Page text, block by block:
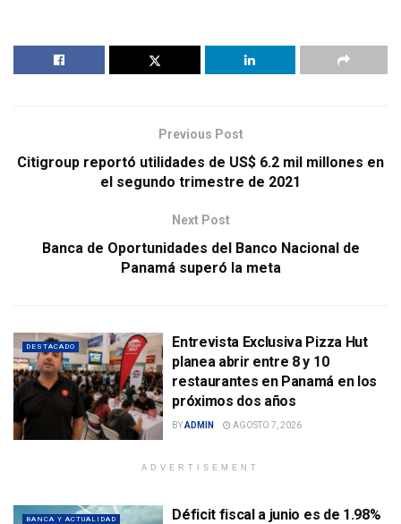
Previous Post
Citigroup reportó utilidades de US$ 6.2 mil millones en
el segundo trimestre de 2021
Next Post
Banca de Oportunidades del Banco Nacional de
Panamá superó la meta
DESTACADO
Entrevista Exclusiva Pizza Hut
planea abrir entre 8 y 10
restaurantes en Panamá en los
próximos dos años
BYADMIN AGOSTO 7, 2026
ADVERTISEMENT
BANCA Y ACTUALIDAD
Déficit fiscal a junio es de 1.98%